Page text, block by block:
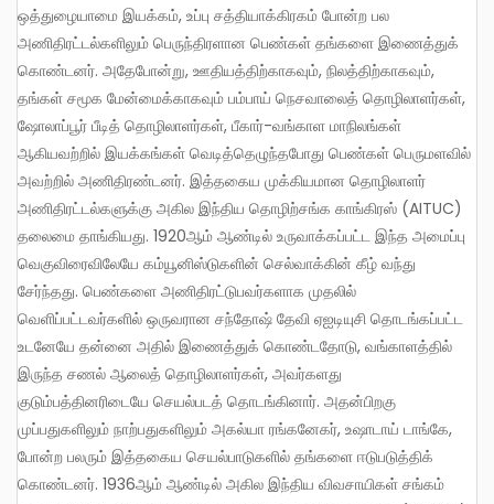
ஒத்துழையாமை இயக்கம், உப்பு சத்தியாக்கிரகம் போன்ற பல
அணிதிரட்டல்களிலும் பெருந்திரளான பெண்கள் தங்களை இணைத்துக்
கொண்டனர். அதேபோன்று, ஊதியத்திற்காகவும், நிலத்திற்காகவும்,
தங்கள் சமூக மேன்மைக்காகவும் பம்பாய் நெசவாலைத் தொழிலாளர்கள்,
ஷோலாப்பூர் பீடித் தொழிலாளர்கள், பீகார்-வங்காள மாநிலங்கள்
ஆகியவற்றில் இயக்கங்கள் வெடித்தெழுந்தபோது பெண்கள் பெருமளவில்
அவற்றில் அணிதிரண்டனர். இத்தகைய முக்கியமான தொழிலாளர்
அணிதிரட்டல்களுக்கு அகில இந்திய தொழிற்சங்க காங்கிரஸ் (AITUC)
தலைமை தாங்கியது. 1920ஆம் ஆண்டில் உருவாக்கப்பட்ட இந்த அமைப்பு
வெகுவிரைவிலேயே கம்யூனிஸ்டுகளின் செல்வாக்கின் கீழ் வந்து
சேர்ந்தது. பெண்களை அணிதிரட்டுபவர்களாக முதலில்
வெளிப்பட்டவர்களில் ஒருவரான சந்தோஷ் தேவி ஏஐடியுசி தொடங்கப்பட்ட
உடனேயே தன்னை அதில் இணைத்துக் கொண்டதோடு, வங்காளத்தில்
இருந்த சணல் ஆலைத் தொழிலாளர்கள், அவர்களது
குடும்பத்தினரிடையே செயல்படத் தொடங்கினார். அதன்பிறகு
முப்பதுகளிலும் நாற்பதுகளிலும் அகல்யா ரங்கனேகர், உஷாடாய் டாங்கே,
போன்ற பலரும் இத்தகைய செயல்பாடுகளில் தங்களை ஈடுபடுத்திக்
கொண்டனர். 1936ஆம் ஆண்டில் அகில இந்திய விவசாயிகள் சங்கம்